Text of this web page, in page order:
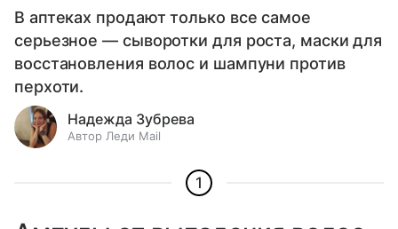
В аптеках продают только все самое
серьезное — сыворотки для роста, маски для
восстановления волос и шампуни против
перхоти.
Надежда Зубрева
Автор Леди Mail
1